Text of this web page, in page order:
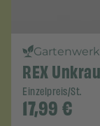
REX
Einzelpreis/St.
17,99€